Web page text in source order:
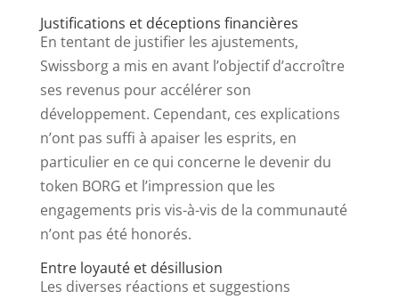
Justifications et déceptions financières
En tentant de justifier les ajustements,
Swissborg a mis en avant l’objectif d’accroître
ses revenus pour accélérer son
développement. Cependant, ces explications
n’ont pas suffi à apaiser les esprits, en
particulier en ce qui concerne le devenir du
token BORG et l’impression que les
engagements pris vis-à-vis de la communauté
n’ont pas été honorés.
Entre loyauté et désillusion
Les diverses réactions et suggestions